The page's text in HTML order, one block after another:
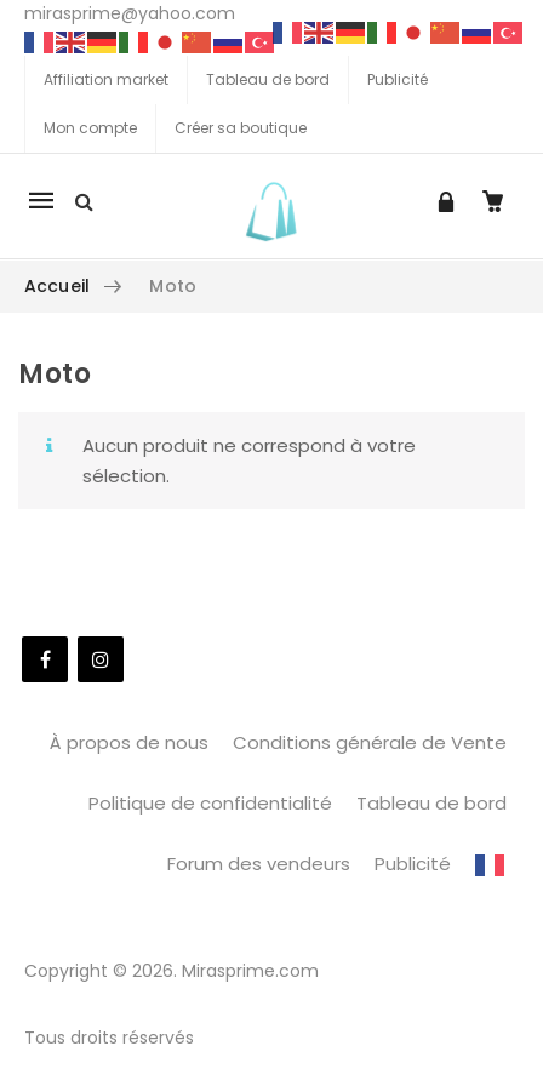
mirasprime@yahoo.com
Affiliation market Tableau de bord Publicité
Mon compte Créer sa boutique
La
Mobile
Accueil Moto
Aller au contenu
Moto
Aucun produit ne correspond à votre
sélection.
À propos de nous Conditions générale de Vente
Politique de confidentialité Tableau de bord
Forum des vendeurs Publicité
Copyright © 2026. Mirasprime.com
Tous droits réservés